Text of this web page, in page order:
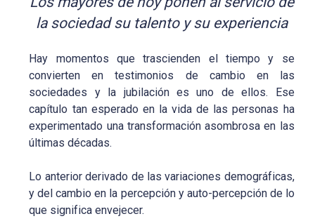
la sociedad su talento y su experiencia
Hay momentos que trascienden el tiempo y se
convierten en testimonios de cambio en las
sociedades y la jubilación es uno de ellos. Ese
capítulo tan esperado en la vida de las personas ha
experimentado una transformación asombrosa en las
últimas décadas.
Lo anterior derivado de las variaciones demográficas,
y del cambio en la percepción y auto-percepción de lo
que significa envejecer.